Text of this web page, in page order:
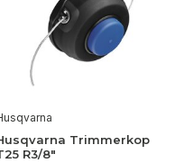
Trimmerkop
R3/8"